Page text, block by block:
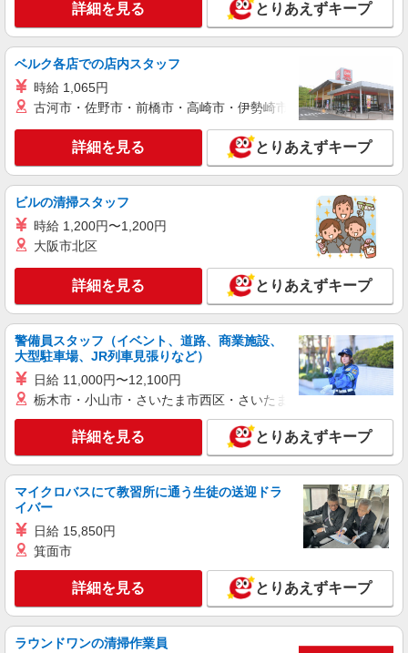
キープ 詳細を見る
職業紹介
調剤薬局（栃木県宇都宮市）【アイデムエージェント薬剤師】
薬剤師（職業紹介）
栃木県宇都宮市 【変更の範囲：会社の定める
キープ 詳細を見る
職業紹介
ドラッグストア（栃木県宇都宮市）【アイデムエージェント薬剤師】
薬剤師（職業紹介）
月給300,000円〜600,000円
栃木県宇都宮市 【変更の範囲：会社の定める
場所】
キープ 詳細を見る
調剤薬局（栃木県宇都宮市）【アイデムエージェント薬剤師】
薬剤師（職業紹介）
400万円〜600万円
栃木県宇都宮市 【変更の範囲：会社の定める
キープ 詳細を見る
パート 正社員 職業紹介
調剤薬局（栃木県宇都宮市）【アイデムエージェント薬剤師】
（JOB028754）
詳細を見る とりあえずキープ
ベルク各店での店内スタッフ
時給 1,065円
古河市・佐野市・前橋市・高崎市・伊勢崎市・太田市・館林市
詳細を見る とりあえずキープ
ビルの清掃スタッフ
時給 1,200円〜1,200円
大阪市北区
詳細を見る とりあえずキープ
警備員スタッフ（イベント、道路、商業施設、
大型駐車場、JR列車見張りなど）
日給 11,000円〜12,100円
栃木市・小山市・さいたま市西区・さいたま市岩槻区・久喜市・
詳細を見る とりあえずキープ
マイクロバスにて教習所に通う生徒の送迎ドラ
イバー
日給 15,850円
箕面市
詳細を見る とりあえずキープ
ラウンドワンの清掃作業員